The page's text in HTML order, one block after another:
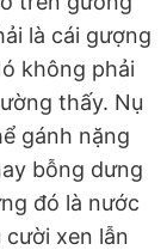
là cái gượng
không phải
thấy. Nụ
gánh nặng
bỗng dưng
đó là nước
xen lẫn